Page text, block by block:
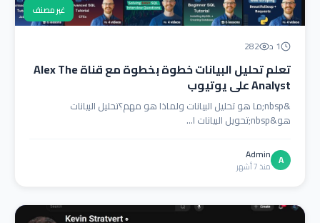
غير مصنف
1 د 282
تعلم تحليل البيانات خطوة بخطوة مع قناة Alex The
Analyst على يوتيوب
&nbsp;ما هو تحليل البيانات ولماذا هو مهم؟تحليل البيانات
هو&nbsp;تحويل البيانات ا...
A
Admin
منذ 7 أشهر